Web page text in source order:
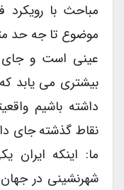
مباحث با رویکرد
موضوع تا جه حد
عینی است و جای
بیشتری می یابد
داشته باشیم
نقاط گذشته جای
ما: اینکه ایران
شهرنشینی در جهان